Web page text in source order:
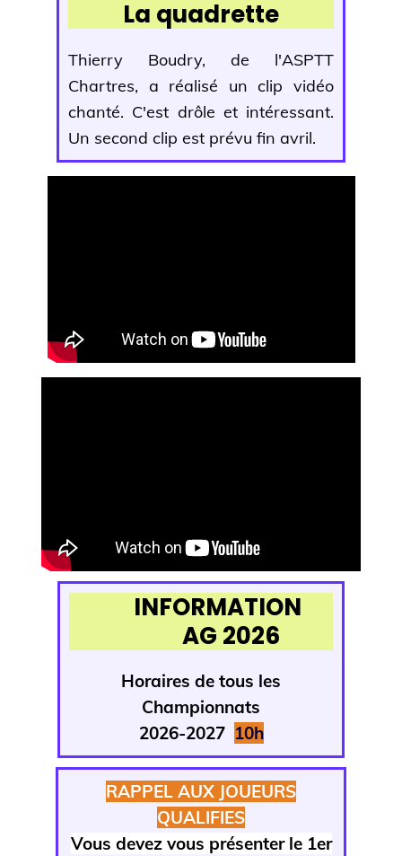
La quadrette
Thierry Boudry, de l'ASPTT
Chartres, a réalisé un clip vidéo
chanté. C'est drôle et intéressant.
Un second clip est prévu fin avril.
INFORMATION
AG 2026
Horaires de tous les
Championnats
2026-2027 10h
RAPPEL AUX JOUEURS
QUALIFIES
Vous devez vous présenter le 1er